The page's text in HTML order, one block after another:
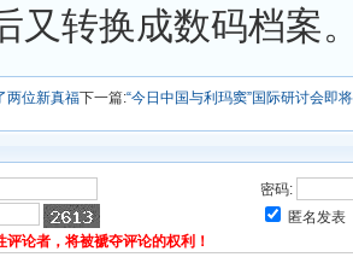
又转换成数码档案
两位新真福下一篇:“今日中国与利玛窦”国际研讨会即
密码:
匿名发表
论者，将被褫夺评论的权利！